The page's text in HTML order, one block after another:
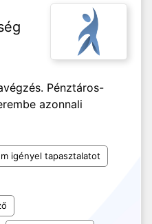
Pénztáros-
azonnali
igényel tapasztalatot